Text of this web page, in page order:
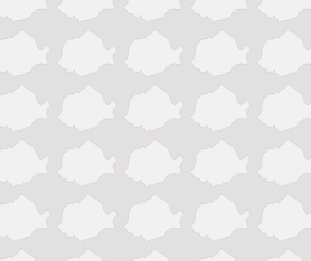
Roman
Sibiu
Sighisoara
Sinaia
Slatina